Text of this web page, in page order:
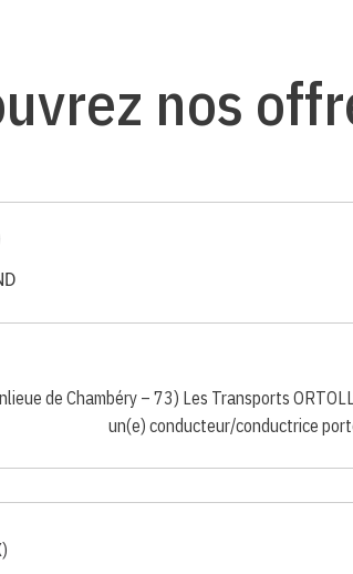
nos
de Chambéry – 73) Les Transports
un(e) conducteur/conductrice